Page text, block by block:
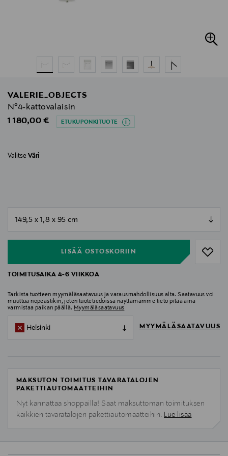
VALERIE_OBJECTS
N°4-kattovalaisin
Original Price
1 180,00 € ETUKUPONKITUOTE
Valitse Väri
LISÄÄ OSTOSKORIIN
TOIMITUSAIKA 4-6 VIIKKOA
Tarkista tuotteen myymäläsaatavuus ja varausmahdollisuus alta. Saatavuus voi
muuttua nopeastikin, joten tuotetiedoissa näyttämämme tieto pitää aina
varmistaa paikan päällä. Myymäläsaatavuus
Helsinki MYYMÄLÄSAATAVUUS
MAKSUTON TOIMITUS TAVARATALOJEN
PAKETTIAUTOMAATTEIHIN
Nyt kannattaa shoppailla! Saat maksuttoman toimituksen
kaikkien tavaratalojen pakettiautomaatteihin. Lue lisää